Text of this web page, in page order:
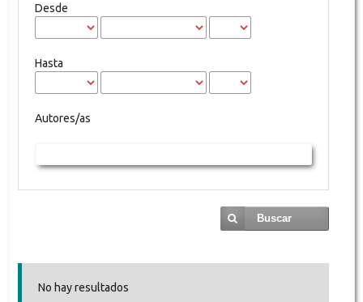
Desde
Hasta
Autores/as
Buscar
No hay resultados